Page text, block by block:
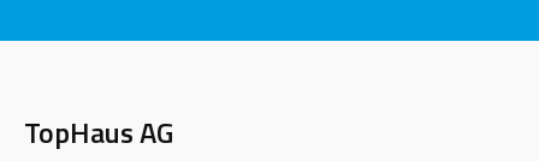
TopHaus AG